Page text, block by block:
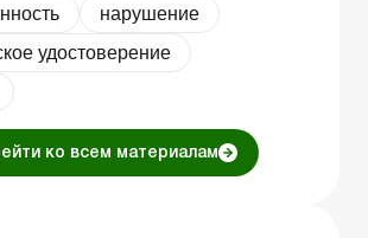
нарушение
удостоверение
ко всем материалам